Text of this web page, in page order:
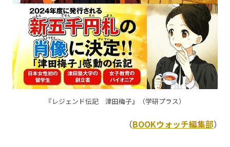
『レジェンド伝記 津田梅子』（学研プラス）
（BOOKウォッチ編集部）